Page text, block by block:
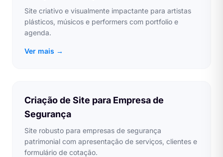
Site criativo e visualmente impactante para artistas
plásticos, músicos e performers com portfolio e
agenda.
Ver mais →
Criação de Site para Empresa de
Segurança
Site robusto para empresas de segurança
patrimonial com apresentação de serviços, clientes e
formulário de cotação.